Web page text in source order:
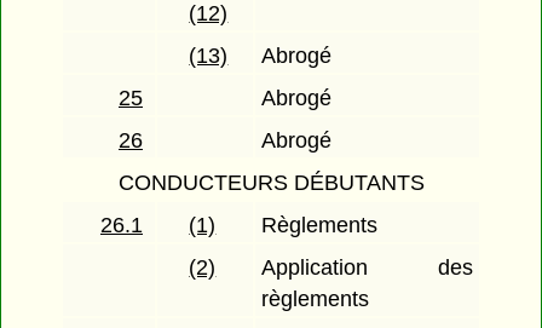
(12)
(13)
Abrogé
25
Abrogé
26
Abrogé
CONDUCTEURS DÉBUTANTS
26.1
(1)
Règlements
(2)
Application des
règlements